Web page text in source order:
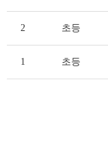
2 초등
1 초등